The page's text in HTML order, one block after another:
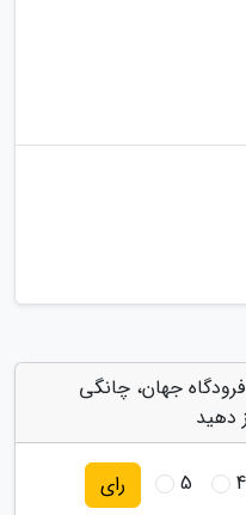
جهان، چانگی
دهید
4
5 رای